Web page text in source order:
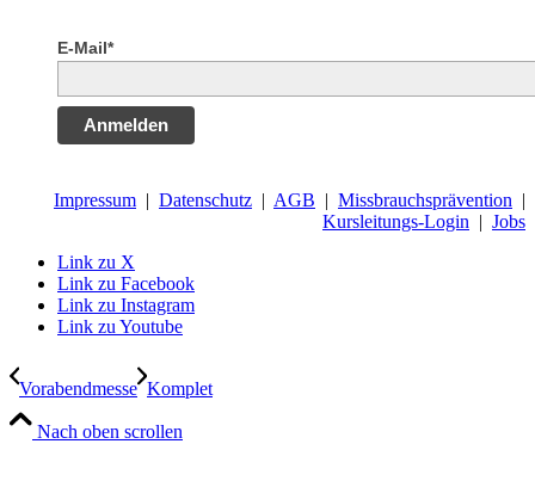
E-Mail*
Anmelden
Impressum | Datenschutz | AGB | Missbrauchsprävention |
Kursleitungs-Login | Jobs
Link zu X
Link zu Facebook
Link zu Instagram
Link zu Youtube
Vorabendmesse Komplet
Nach oben scrollen